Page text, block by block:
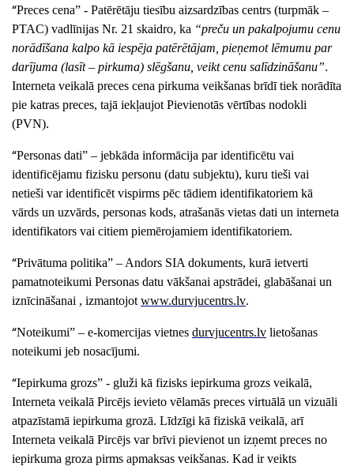
“Preces cena” - Patērētāju tiesību aizsardzības centrs (turpmāk –
PTAC) vadlīnijas Nr. 21 skaidro, ka “preču un pakalpojumu cenu
norādīšana kalpo kā iespēja patērētājam, pieņemot lēmumu par
darījuma (lasīt – pirkuma) slēgšanu, veikt cenu salīdzināšanu”.
Interneta veikalā preces cena pirkuma veikšanas brīdī tiek norādīta
pie katras preces, tajā iekļaujot Pievienotās vērtības nodokli
(PVN).
“Personas dati” – jebkāda informācija par identificētu vai
identificējamu fizisku personu (datu subjektu), kuru tieši vai
netieši var identificēt vispirms pēc tādiem identifikatoriem kā
vārds un uzvārds, personas kods, atrašanās vietas dati un interneta
identifikators vai citiem piemērojamiem identifikatoriem.
“Privātuma politika” – Andors SIA dokuments, kurā ietverti
pamatnoteikumi Personas datu vākšanai apstrādei, glabāšanai un
iznīcināšanai , izmantojot www.durvjucentrs.lv.
“Noteikumi” – e-komercijas vietnes durvjucentrs.lv lietošanas
noteikumi jeb nosacījumi.
“Iepirkuma grozs” - gluži kā fizisks iepirkuma grozs veikalā,
Interneta veikalā Pircējs ievieto vēlamās preces virtuālā un vizuāli
atpazīstamā iepirkuma grozā. Līdzīgi kā fiziskā veikalā, arī
Interneta veikalā Pircējs var brīvi pievienot un izņemt preces no
iepirkuma groza pirms apmaksas veikšanas. Kad ir veikts